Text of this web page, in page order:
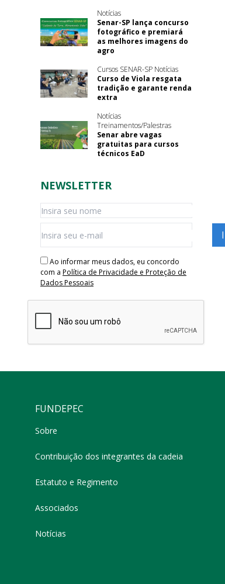
Notícias
Senar-SP lança concurso
fotográfico e premiará
as melhores imagens do
agro
Cursos SENAR-SP Notícias
Curso de Viola resgata
tradição e garante renda
extra
Notícias
Treinamentos/Palestras
Senar abre vagas
gratuitas para cursos
técnicos EaD
NEWSLETTER
Ao informar meus dados, eu concordo
com a Política de Privacidade e Proteção de
Dados Pessoais
FUNDEPEC
Sobre
Contribuição dos integrantes da cadeia
Estatuto e Regimento
Associados
Notícias